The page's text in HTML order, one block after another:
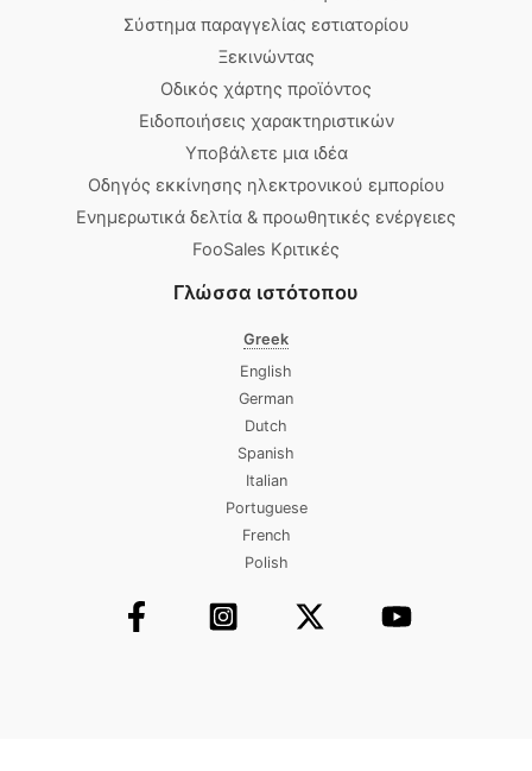
Σύστημα παραγγελίας εστιατορίου
Ξεκινώντας
Οδικός χάρτης προϊόντος
Ειδοποιήσεις χαρακτηριστικών
Υποβάλετε μια ιδέα
Οδηγός εκκίνησης ηλεκτρονικού εμπορίου
Ενημερωτικά δελτία & προωθητικές ενέργειες
FooSales Κριτικές
Γλώσσα ιστότοπου
Greek
English
German
Dutch
Spanish
Italian
Portuguese
French
Polish